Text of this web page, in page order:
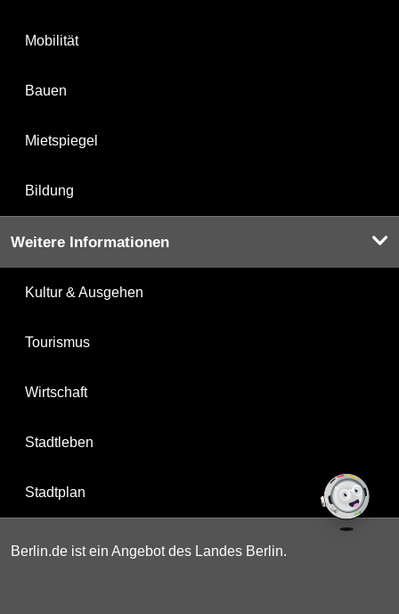
Mobilität
Bauen
Mietspiegel
Bildung
Weitere Informationen
Kultur & Ausgehen
Tourismus
Wirtschaft
Stadtleben
Stadtplan
Berlin.de ist ein Angebot des Landes Berlin.